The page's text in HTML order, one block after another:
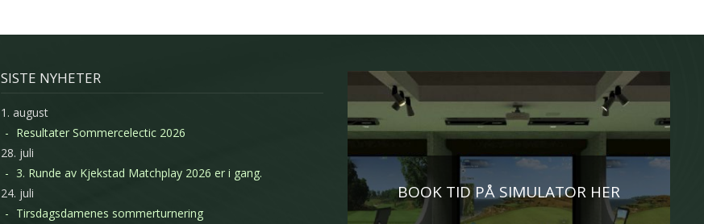
SISTE NYHETER
1. august
Resultater Sommercelectic 2026
28. juli
3. Runde av Kjekstad Matchplay 2026 er i gang.
24. juli
Tirsdagsdamenes sommerturnering
BOOK TID PÅ SIMULATOR HER